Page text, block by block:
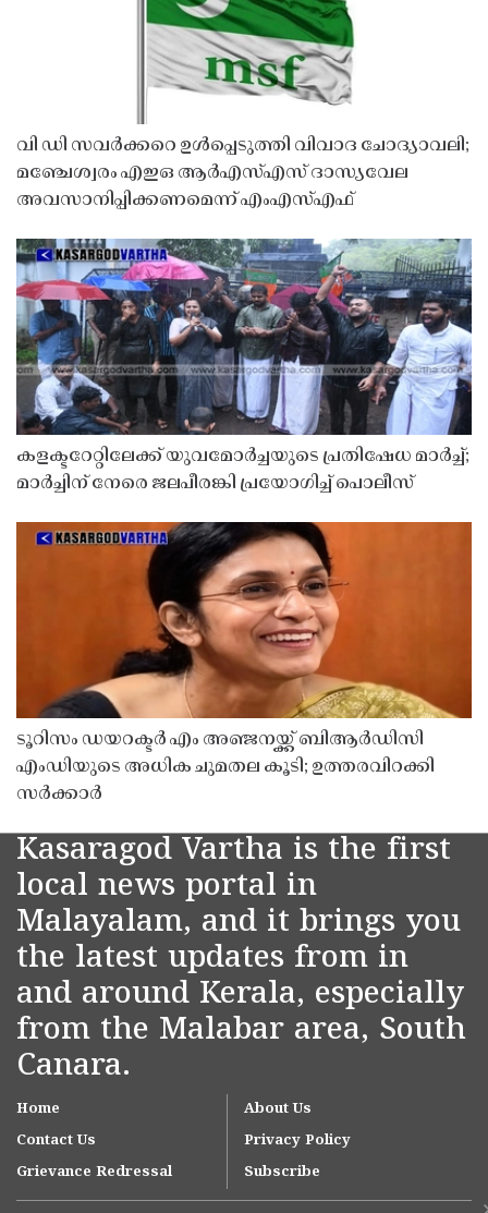
വി ഡി സവർക്കറെ ഉൾപ്പെടുത്തി വിവാദ ചോദ്യാവലി;
മഞ്ചേശ്വരം എഇഒ ആർഎസ്എസ് ദാസ്യവേല
അവസാനിപ്പിക്കണമെന്ന് എംഎസ്എഫ്
കളക്ടറേറ്റിലേക്ക് യുവമോർച്ചയുടെ പ്രതിഷേധ മാർച്ച്;
മാർച്ചിന് നേരെ ജലപീരങ്കി പ്രയോഗിച്ച് പൊലീസ്
ടൂറിസം ഡയറക്ടർ എം അഞ്ജനയ്ക്ക് ബിആർഡിസി
എംഡിയുടെ അധിക ചുമതല കൂടി; ഉത്തരവിറക്കി
സർക്കാർ
Kasaragod Vartha is the first
local news portal in
Malayalam, and it brings you
the latest updates from in
and around Kerala, especially
from the Malabar area, South
Canara.
Home
About Us
Contact Us
Privacy Policy
Grievance Redressal
Subscribe